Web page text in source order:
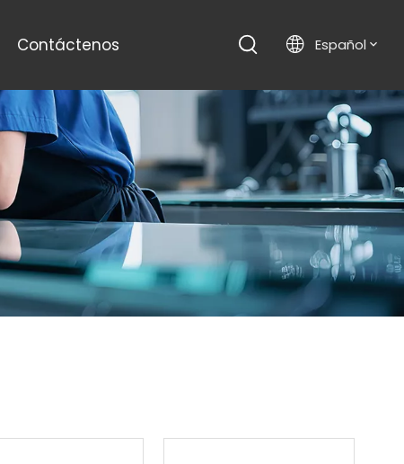
Contáctenos Español